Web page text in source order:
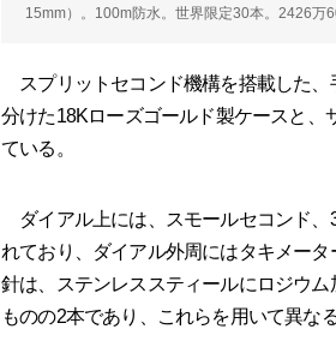
15mm）。100m防水。世界限定30本。2426万
スプリットセコンド機構を搭載した、
分けた18Kローズゴールド製ケースと
ている。
ダイアル上には、スモールセコンド、
れており、ダイアル外周にはタキメー
針は、ステンレススティールにロジウ
ものの2本であり、これらを用いて異な